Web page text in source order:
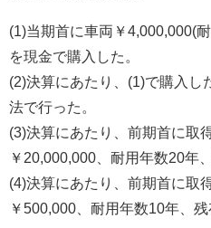
(1)当期首に車両￥4,000,000(
を現金で購入した。
(2)決算にあたり、(1)で購入し
法で行った。
(3)決算にあたり、前期首に取
￥20,000,000、耐用年数20年
(4)決算にあたり、前期首に取
￥500,000、耐用年数10年、